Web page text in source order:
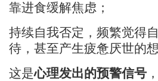
靠进食缓解焦虑 ；
持续自我否定，频繁觉得
待，甚至产生疲惫厌世的
这是心理发出的预警信号